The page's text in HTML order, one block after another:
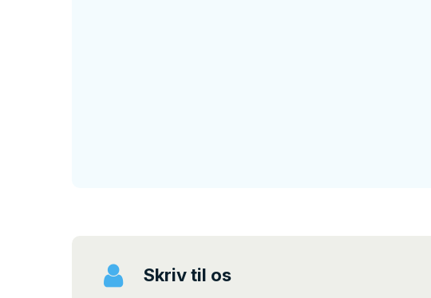
Skriv til os